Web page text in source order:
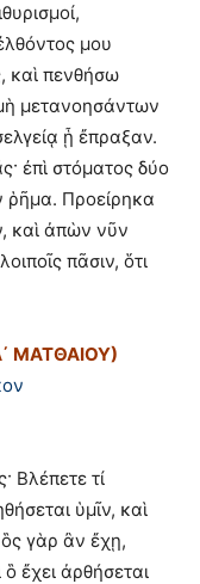
μου
καὶ πενθήσω
μετανοησάντων
ᾗ ἔπραξαν.
ἐπὶ στόματος δύο
ῥῆμα. Προείρηκα
καὶ ἀπὼν νῦν
πᾶσιν, ὅτι
ΜΑΤΘΑΙΟΥ)
Βλέπετε τί
ὑμῖν, καὶ
ὃς γὰρ ἂν ἔχῃ,
ἔχει ἀρθήσεται